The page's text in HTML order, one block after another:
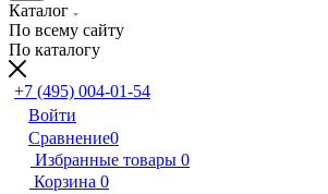
Каталог
По всему сайту
По каталогу
+7 (495) 004-01-54
Войти
Сравнение0
Избранные товары 0
Корзина 0